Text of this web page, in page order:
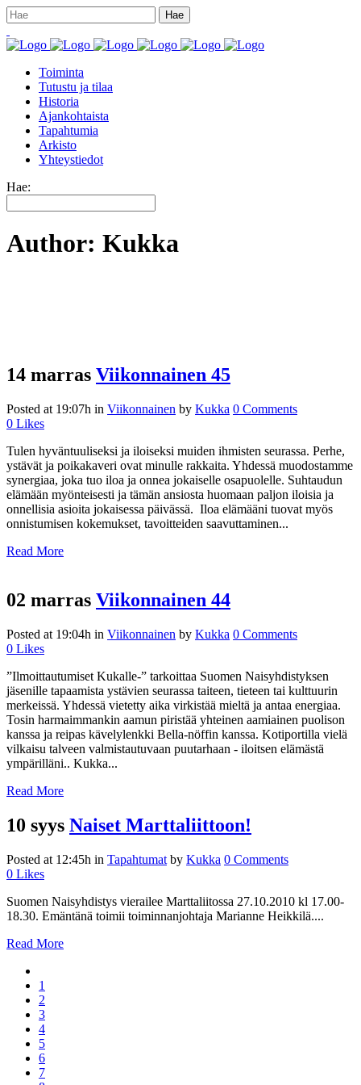
Toiminta
Tutustu ja tilaa
Historia
Ajankohtaista
Tapahtumia
Arkisto
Yhteystiedot
Hae:
Author: Kukka
14 marras Viikonnainen 45
Posted at 19:07h in Viikonnainen by Kukka 0 Comments
0 Likes
Tulen hyväntuuliseksi ja iloiseksi muiden ihmisten seurassa. Perhe,
ystävät ja poikakaveri ovat minulle rakkaita. Yhdessä muodostamme
synergiaa, joka tuo iloa ja onnea jokaiselle osapuolelle. Suhtaudun
elämään myönteisesti ja tämän ansiosta huomaan paljon iloisia ja
onnellisia asioita jokaisessa päivässä. Iloa elämääni tuovat myös
onnistumisen kokemukset, tavoitteiden saavuttaminen...
Read More
02 marras Viikonnainen 44
Posted at 19:04h in Viikonnainen by Kukka 0 Comments
0 Likes
”Ilmoittautumiset Kukalle-” tarkoittaa Suomen Naisyhdistyksen
jäsenille tapaamista ystävien seurassa taiteen, tieteen tai kulttuurin
merkeissä. Yhdessä vietetty aika virkistää mieltä ja antaa energiaa.
Tosin harmaimmankin aamun piristää yhteinen aamiainen puolison
kanssa ja reipas kävelylenkki Bella-nöffin kanssa. Kotiportilla vielä
vilkaisu talveen valmistautuvaan puutarhaan - iloitsen elämästä
ympärilläni.. Kukka...
Read More
10 syys Naiset Marttaliittoon!
Posted at 12:45h in Tapahtumat by Kukka 0 Comments
0 Likes
Suomen Naisyhdistys vierailee Marttaliitossa 27.10.2010 kl 17.00-
18.30. Emäntänä toimii toiminnanjohtaja Marianne Heikkilä....
Read More
1
2
3
4
5
6
7